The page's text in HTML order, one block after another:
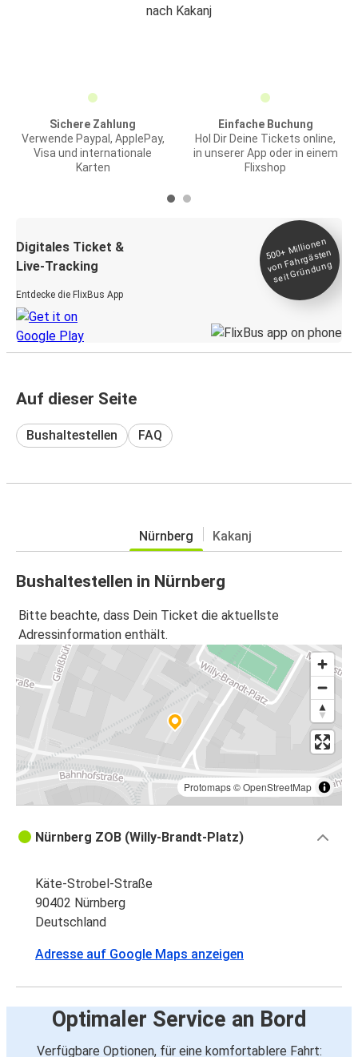
nach Kakanj
Sichere Zahlung
Verwende Paypal, ApplePay,
Visa und internationale
Karten
Einfache Buchung
Hol Dir Deine Tickets online,
in unserer App oder in einem
Flixshop
Digitales Ticket &
Live-Tracking
Entdecke die FlixBus App
500+
Millionen
von Fahrgästen
seit
Gründung
Auf dieser Seite
Bushaltestellen FAQ
Nürnberg Kakanj
Bushaltestellen in Nürnberg
Bitte beachte, dass Dein Ticket die aktuellste
Adressinformation enthält.
Protomaps©OpenStreetMap
Nürnberg ZOB (Willy-Brandt-Platz)
Käte-Strobel-Straße
90402 Nürnberg
Deutschland
Adresse auf Google Maps anzeigen
Optimaler Service an Bord
Verfügbare Optionen, für eine komfortablere Fahrt: